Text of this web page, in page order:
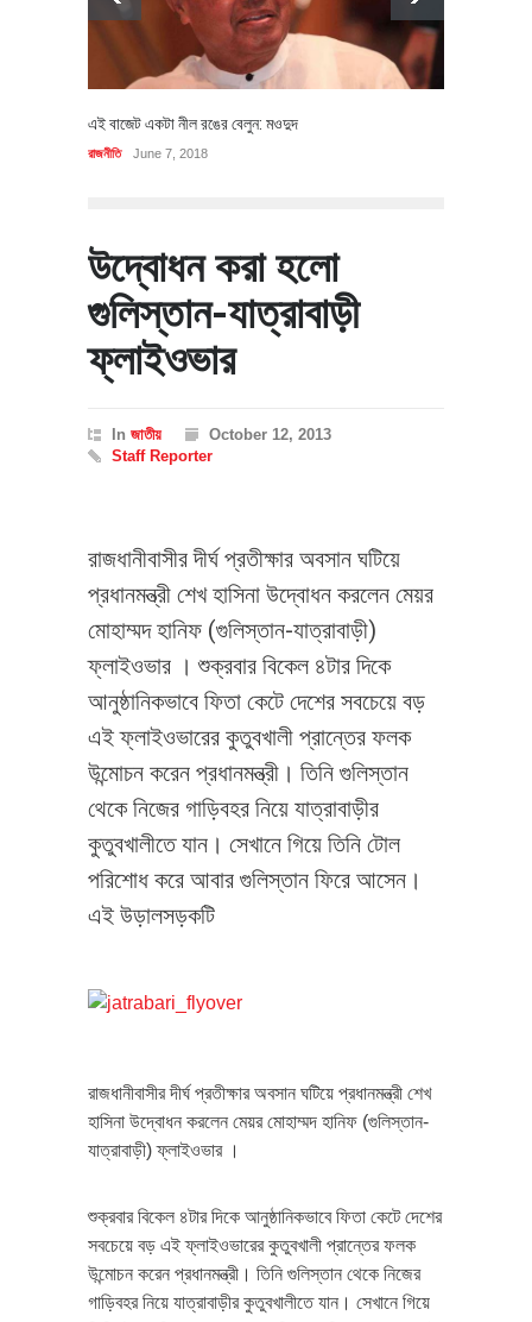
এই বাজেট একটা নীল রঙের বেলুন: মওদুদ
রাজনীতি June 7, 2018
উদ্বোধন করা হলো
গুলিস্তান-যাত্রাবাড়ী
ফ্লাইওভার
In জাতীয়
October 12, 2013
Staff Reporter
রাজধানীবাসীর দীর্ঘ প্রতীক্ষার অবসান ঘটিয়ে
প্রধানমন্ত্রী শেখ হাসিনা উদ্বোধন করলেন মেয়র
মোহাম্মদ হানিফ (গুলিস্তান-যাত্রাবাড়ী)
ফ্লাইওভার । শুক্রবার বিকেল ৪টার দিকে
আনুষ্ঠানিকভাবে ফিতা কেটে দেশের সবচেয়ে বড়
এই ফ্লাইওভারের কুতুবখালী প্রান্তের ফলক
উন্মোচন করেন প্রধানমন্ত্রী। তিনি গুলিস্তান
থেকে নিজের গাড়িবহর নিয়ে যাত্রাবাড়ীর
কুতুবখালীতে যান। সেখানে গিয়ে তিনি টোল
পরিশোধ করে আবার গুলিস্তান ফিরে আসেন।
এই উড়ালসড়কটি
রাজধানীবাসীর দীর্ঘ প্রতীক্ষার অবসান ঘটিয়ে প্রধানমন্ত্রী শেখ
হাসিনা উদ্বোধন করলেন মেয়র মোহাম্মদ হানিফ (গুলিস্তান-
যাত্রাবাড়ী) ফ্লাইওভার ।
শুক্রবার বিকেল ৪টার দিকে আনুষ্ঠানিকভাবে ফিতা কেটে দেশের
সবচেয়ে বড় এই ফ্লাইওভারের কুতুবখালী প্রান্তের ফলক
উন্মোচন করেন প্রধানমন্ত্রী। তিনি গুলিস্তান থেকে নিজের
গাড়িবহর নিয়ে যাত্রাবাড়ীর কুতুবখালীতে যান। সেখানে গিয়ে